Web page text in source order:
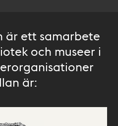
är ett samarbete
och museer i
är: